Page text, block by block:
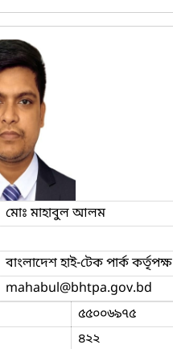
মোঃ মাহাবুল আলম
বাংলাদেশ হাই-টেক পার্ক কর্তৃপক্ষ
mahabul@bhtpa.gov.bd
৫৫০০৬৯৭৫
৪২২